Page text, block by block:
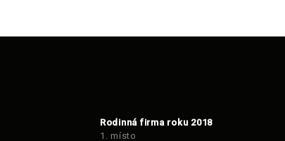
Rodinná firma roku 2018
1. místo